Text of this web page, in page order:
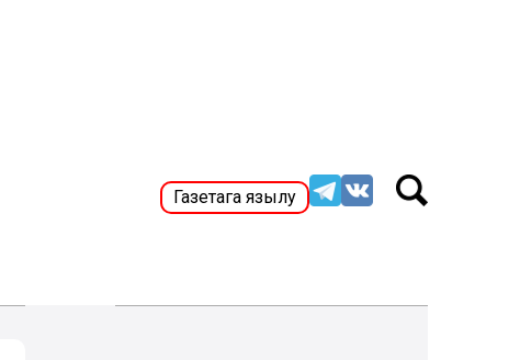
Газетага язылу